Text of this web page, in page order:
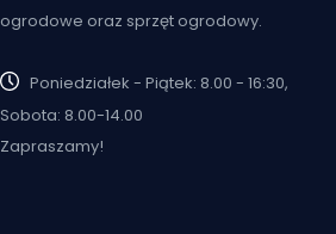
ogrodowe oraz sprzęt ogrodowy.
Poniedziałek - Piątek: 8.00 - 16:30,
Sobota: 8.00-14.00
Zapraszamy!